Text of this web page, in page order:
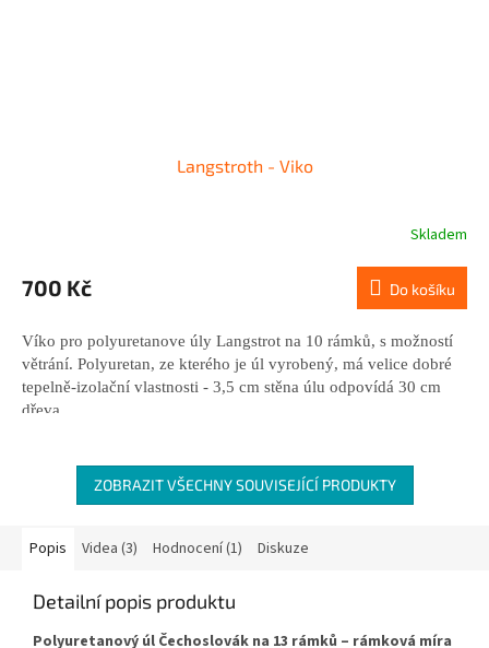
Langstroth - Viko
Skladem
700 Kč Do košíku
Víko pro polyuretanove úly Langstrot na 10 rámků, s možností
větrání. Polyuretan, ze kterého je úl vyrobený, má velice dobré
tepelně-izolační vlastnosti - 3,5 cm stěna úlu odpovídá 30 cm
dřeva.
ZOBRAZIT VŠECHNY SOUVISEJÍCÍ PRODUKTY
Popis Videa (3) Hodnocení (1) Diskuze
Detailní popis produktu
Polyuretanový úl Čechoslovák na 13 rámků – rámková míra